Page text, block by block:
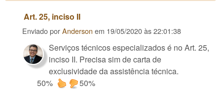
Art. 25, inciso II
Enviado porAnderson em 19/05/2020 às 22:01:38
Serviços técnicos especializados é no Art. 25,
inciso II. Precisa sim de carta de
exclusividade da assistência técnica.
50%
50%